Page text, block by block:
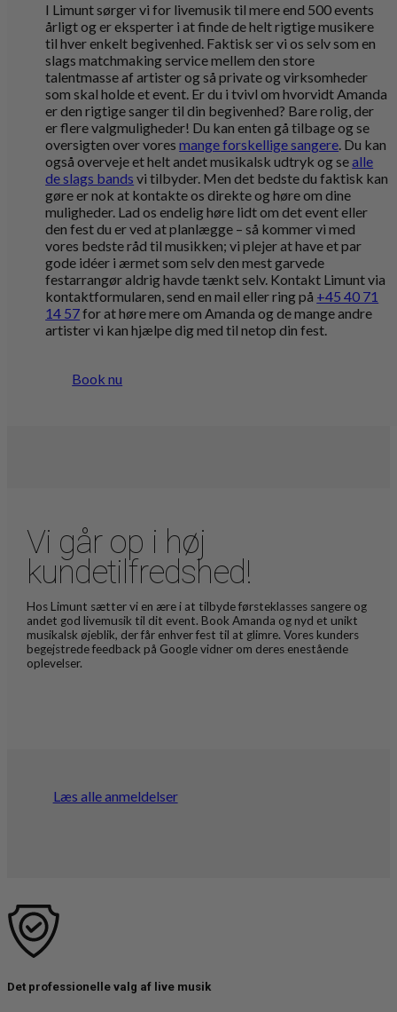
I Limunt sørger vi for livemusik til mere end 500 events
årligt og er eksperter i at finde de helt rigtige musikere
til hver enkelt begivenhed. Faktisk ser vi os selv som en
slags matchmaking service mellem den store
talentmasse af artister og så private og virksomheder
som skal holde et event. Er du i tvivl om hvorvidt Amanda
er den rigtige sanger til din begivenhed? Bare rolig, der
er flere valgmuligheder! Du kan enten gå tilbage og se
oversigten over voresmange forskellige sangere. Du kan
også overveje et helt andet musikalsk udtryk og sealle
de slags bands vi tilbyder. Men det bedste du faktisk kan
gøre er nok at kontakte os direkte og høre om dine
muligheder. Lad os endelig høre lidt om det event eller
den fest du er ved at planlægge – så kommer vi med
vores bedste råd til musikken; vi plejer at have et par
gode idéer i ærmet som selv den mest garvede
festarrangør aldrig havde tænkt selv. Kontakt Limunt via
kontaktformularen, send en mail eller ring på +45 40 71
14 57for at høre mere om Amanda og de mange andre
artister vi kan hjælpe dig med til netop din fest.
Book nu
Vi går op i høj
kundetilfredshed!
Hos Limunt sætter vi en ære i at tilbyde førsteklasses sangere og
andet god livemusik til dit event. Book Amanda og nyd et unikt
musikalsk øjeblik, der får enhver fest til at glimre. Vores kunders
begejstrede feedback på Google vidner om deres enestående
oplevelser.
Læs alle anmeldelser
Det professionelle valg af live musik